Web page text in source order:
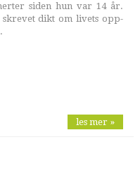
siden hun var 14 år.
dikt om livets opp-
les mer »